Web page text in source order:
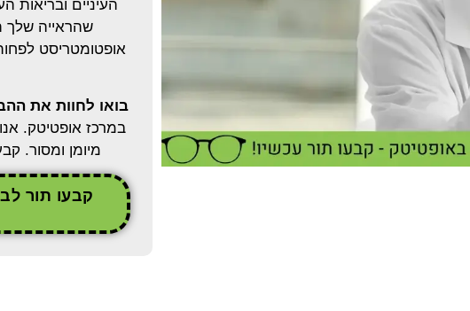
העיניים ובריאות
שהראייה שלך
אופטומטריסט
בואו לחוות את
במרכז אופטיטק.
מיומן ומסור.